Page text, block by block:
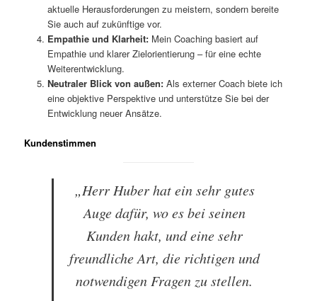
aktuelle Herausforderungen zu meistern, sondern bereite
Sie auch auf zukünftige vor.
Empathie und Klarheit:Mein Coaching basiert auf
Empathie und klarer Zielorientierung – für eine echte
Weiterentwicklung.
Neutraler Blick von außen:Als externer Coach biete ich
eine objektive Perspektive und unterstütze Sie bei der
Entwicklung neuer Ansätze.
Kundenstimmen
„Herr Huber hat ein sehr gutes
Auge dafür, wo es bei seinen
Kunden hakt, und eine sehr
freundliche Art, die richtigen und
notwendigen Fragen zu stellen.